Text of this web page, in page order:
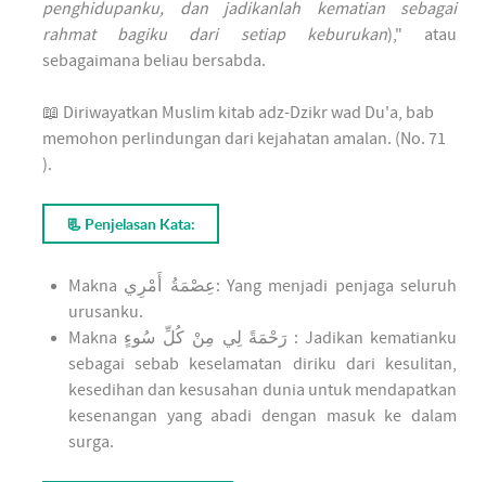
penghidupanku, dan jadikanlah kematian sebagai
rahmat bagiku dari setiap keburukan)," atau
sebagaimana beliau bersabda.
📖 Diriwayatkan Muslim kitab adz-Dzikr wad Du'a, bab
memohon perlindungan dari kejahatan amalan. (No. 71
).
📃 Penjelasan Kata:
Makna عِصْمَةُ أَمْرِي: Yang menjadi penjaga seluruh
urusanku.
Makna رَحْمَةً لِي مِنْ كُلِّ سُوءٍ : Jadikan kematianku
sebagai sebab keselamatan diriku dari kesulitan,
kesedihan dan kesusahan dunia untuk mendapatkan
kesenangan yang abadi dengan masuk ke dalam
surga.